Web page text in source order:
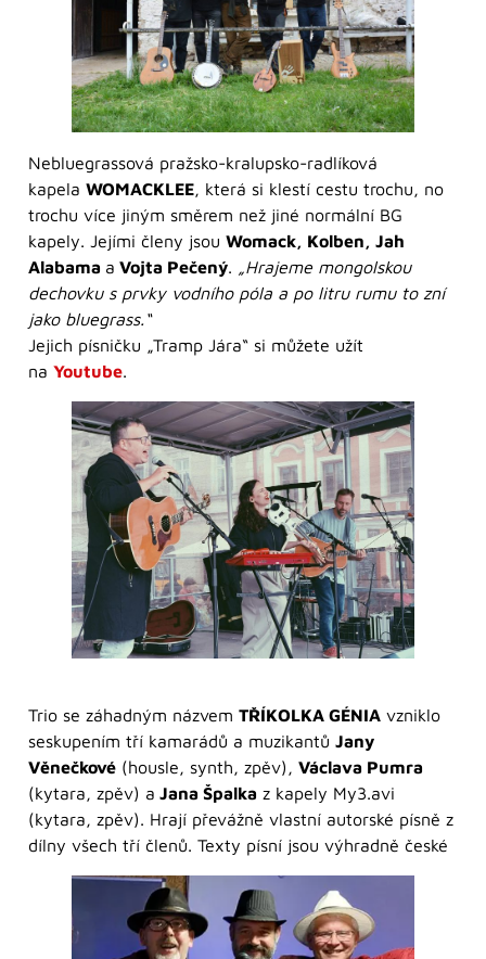
Nebluegrassová pražsko-kralupsko-radlíková
kapela WOMACKLEE, která si klestí cestu trochu, no
trochu více jiným směrem než jiné normální BG
kapely. Jejími členy jsou Womack, Kolben, Jah
Alabama a Vojta Pečený. „Hrajeme mongolskou
dechovku s prvky vodního póla a po litru rumu to zní
jako bluegrass.“
Jejich písničku „Tramp Jára“ si můžete užít
na Youtube.
Trio se záhadným názvem TŘÍKOLKA GÉNIA vzniklo
seskupením tří kamarádů a muzikantů Jany
Věnečkové (housle, synth, zpěv), Václava Pumra
(kytara, zpěv) a Jana Špalka z kapely My3.avi
(kytara, zpěv). Hrají převážně vlastní autorské písně z
dílny všech tří členů. Texty písní jsou výhradně české